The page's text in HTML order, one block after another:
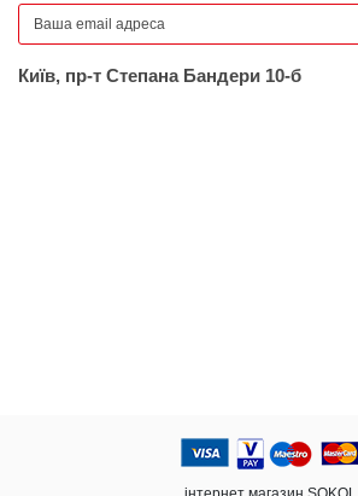
Київ, пр-т Степана Бандери 10-б